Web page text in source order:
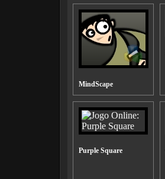
MindScape
Purple Square